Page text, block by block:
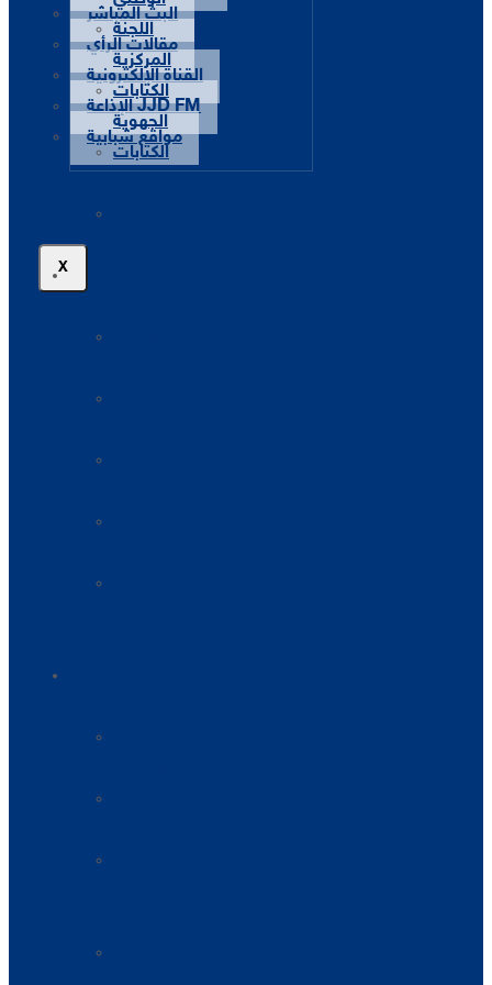
البث المباشر
مقالات الرأي
القناة الإلكترونية
الإذاعة JJD FM
مواقع شبابية
X
اللجنة
المركزية
الكتابات
الجهوية
الكتابات